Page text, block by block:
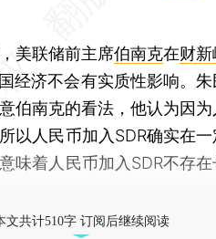
联储前主席伯南克在财
经济不会有实质性影响。
伯南克的看法，他认为因
以人民币加入SDR确实在一
味着人民币加入SDR不存
文共计510字 订阅后继续阅读